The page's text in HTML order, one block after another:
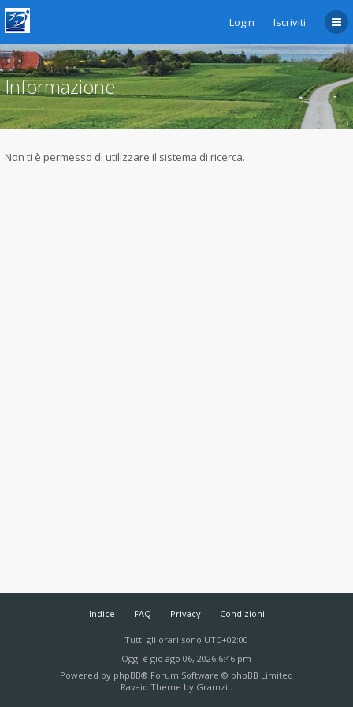
Login Iscriviti
Informazione
Non ti è permesso di utilizzare il sistema di ricerca.
Indice FAQ Privacy Condizioni
Tutti gli orari sono UTC+02:00
Oggi è gio ago 06, 2026 6:46 pm
Powered by phpBB® Forum Software © phpBB Limited
Ravaio Theme by Gramziu